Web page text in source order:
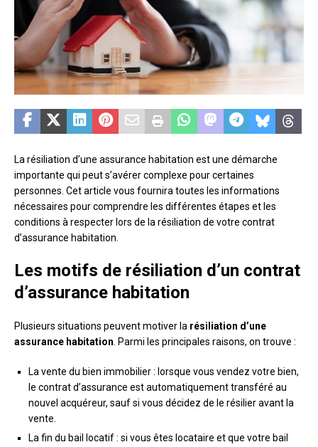
La résiliation d’une assurance habitation est une démarche
importante qui peut s’avérer complexe pour certaines
personnes. Cet article vous fournira toutes les informations
nécessaires pour comprendre les différentes étapes et les
conditions à respecter lors de la résiliation de votre contrat
d’assurance habitation.
Les motifs de résiliation d’un contrat
d’assurance habitation
Plusieurs situations peuvent motiver la résiliation d’une
assurance habitation. Parmi les principales raisons, on trouve :
La vente du bien immobilier : lorsque vous vendez votre bien,
le contrat d’assurance est automatiquement transféré au
nouvel acquéreur, sauf si vous décidez de le résilier avant la
vente.
La fin du bail locatif : si vous êtes locataire et que votre bail